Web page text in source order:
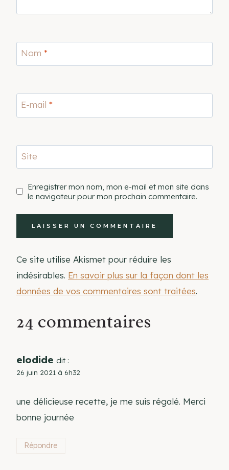
Nom *
E-mail *
Site
Enregistrer mon nom, mon e-mail et mon site dans
le navigateur pour mon prochain commentaire.
Ce site utilise Akismet pour réduire les
indésirables. En savoir plus sur la façon dont les
données de vos commentaires sont traitées.
24 commentaires
elodide dit :
26 juin 2021 à 6h32
une délicieuse recette, je me suis régalé. Merci
bonne journée
Répondre